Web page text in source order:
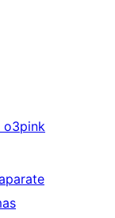
o3pink